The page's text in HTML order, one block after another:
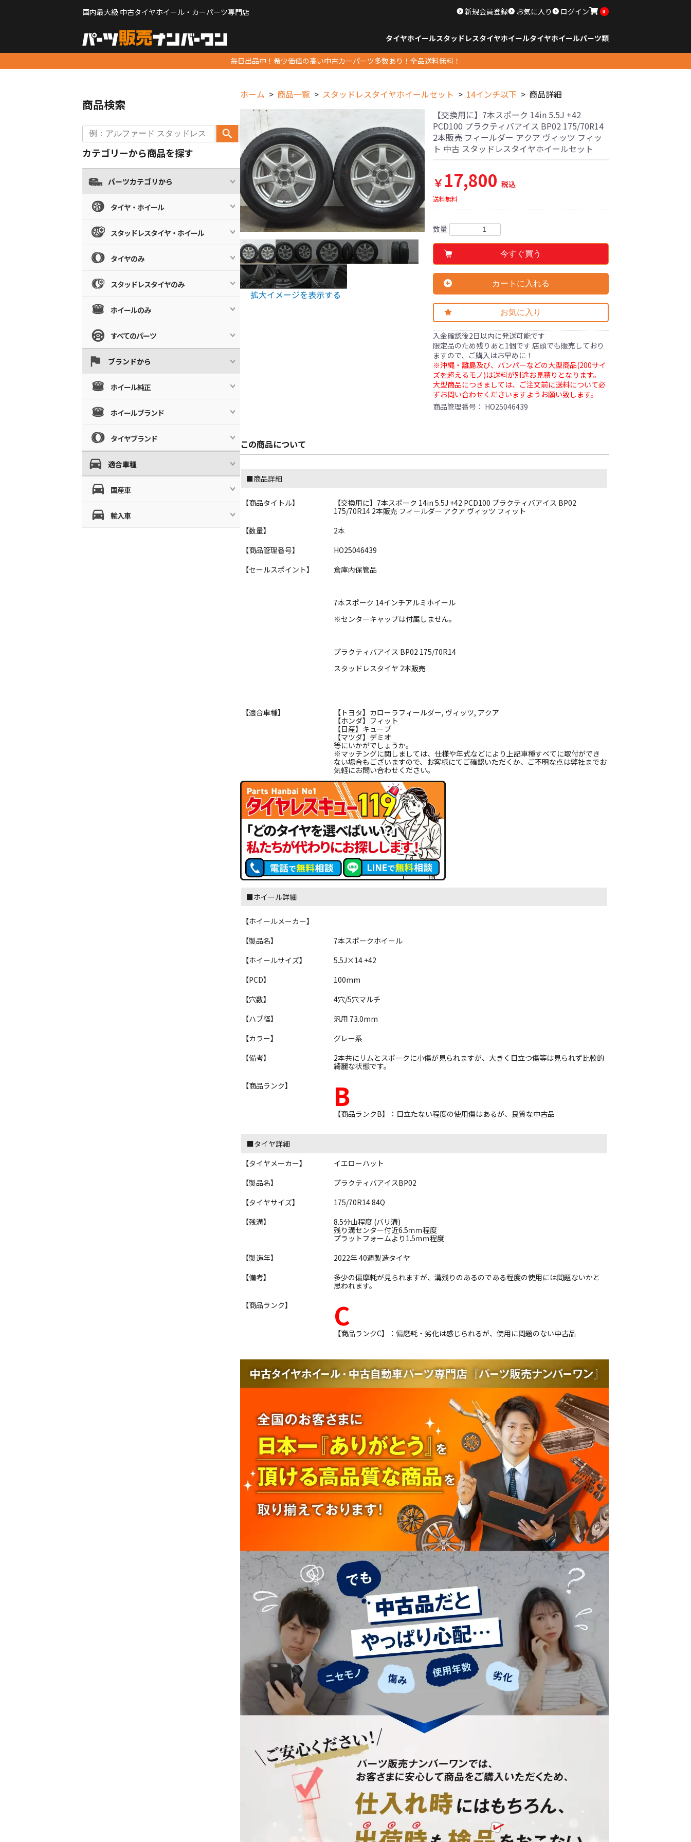
国内最大級 中古タイヤホイール・カーパーツ専門店 新規会員登録 お気に入り ログイン 0
タイヤホイールスタッドレスタイヤホイールタイヤホイールパーツ類
毎日出品中！希少価値の高い中古カーパーツ多数あり！全品送料無料！
ホーム 商品一覧 スタッドレスタイヤホイールセット 14インチ以下 商品詳細
拡大イメージを表示する
【交換用に】7本スポーク 14in 5.5J +42
PCD100 プラクティバアイス BP02 175/70R14
2本販売 フィールダー アクア ヴィッツ フィッ
ト 中古 スタッドレスタイヤホイールセット
￥ 17,800 税込
送料無料
数量
今すぐ買う
カートに入れる
お気に入り
入金確認後2日以内に発送可能です
限定品のため残りあと1個です 店頭でも販売しており
ますので、ご購入はお早めに！
※沖縄・離島及び、バンパーなどの大型商品(200サイ
ズを超えるモノ)は送料が別途お見積りとなります。
大型商品につきましては、ご注文前に送料について必
ずお問い合わせくださいますようお願い致します。
商品管理番号： HO25046439
この商品について
■商品詳細
【商品タイトル】
【交換用に】7本スポーク 14in 5.5J +42 PCD100 プラクティバアイス BP02
175/70R14 2本販売 フィールダー アクア ヴィッツ フィット
【数量】
2本
【商品管理番号】
HO25046439
【セールスポイント】
倉庫内保管品
7本スポーク 14インチアルミホイール
※センターキャップは付属しません。
プラクティバアイス BP02 175/70R14
スタッドレスタイヤ 2本販売
【適合車種】
【トヨタ】カローラフィールダー, ヴィッツ, アクア
【ホンダ】フィット
【日産】キューブ
【マツダ】デミオ
等にいかがでしょうか。
※マッチングに関しましては、仕様や年式などにより上記車種すべてに取付ができ
ない場合もございますので、お客様にてご確認いただくか、ご不明な点は弊社までお
気軽にお問い合わせください。
■ホイール詳細
【ホイールメーカー】
【製品名】
7本スポークホイール
【ホイールサイズ】
5.5J×14 +42
【PCD】
100mm
【穴数】
4穴/5穴マルチ
【ハブ径】
汎用 73.0mm
【カラー】
グレー系
【備考】
2本共にリムとスポークに小傷が見られますが、大きく目立つ傷等は見られず比較的
綺麗な状態です。
【商品ランク】
B
【商品ランクB】：目立たない程度の使用傷はあるが、良質な中古品
■タイヤ詳細
【タイヤメーカー】
イエローハット
【製品名】
プラクティバアイスBP02
【タイヤサイズ】
175/70R14 84Q
【残溝】
8.5分山程度 (バリ溝)
残り溝センター付近6.5ｍｍ程度
プラットフォームより1.5ｍｍ程度
【製造年】
2022年 40週製造タイヤ
【備考】
多少の偏摩耗が見られますが、溝残りのあるのである程度の使用には問題ないかと
思われます。
【商品ランク】
C
【商品ランクC】：偏磨耗・劣化は感じられるが、使用に問題のない中古品
商品検索
カテゴリーから商品を探す
パーツカテゴリから
タイヤ・ホイール
スタッドレスタイヤ・ホイール
タイヤのみ
スタッドレスタイヤのみ
ホイールのみ
すべてのパーツ
ブランドから
ホイール純正
ホイールブランド
タイヤブランド
適合車種
国産車
輸入車